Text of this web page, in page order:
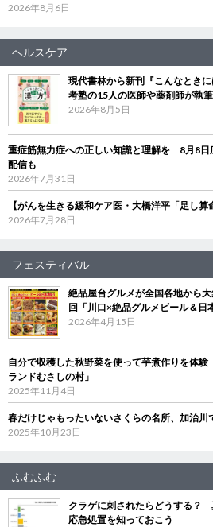
2026年8月6日
ヘルスケア
現代書林から新刊『こんなとき
考塾の15人の医師や薬剤師が執筆
2026年8月5日
重症筋無力症への正しい知識と理解を 8月8日
配信も
2026年7月31日
【がんを生きる緩和ケア医・大橋洋平「足し
2026年7月28日
フェスティバル
絶品屋台グルメが全国各地から
回「川口×絶品グルメビール＆日
2026年4月15日
自分で収穫した秋野菜を使って芋煮作りを体
ランドむさしの村」
2025年11月4日
春だけじゃもったいないさくらの名所、加治川
2025年10月23日
ふむふむ
クラゲに刺されたらどうする？
応急処置を知っておこう